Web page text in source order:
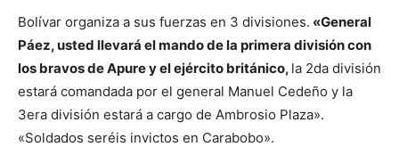
Bolívar organiza a sus fuerzas en 3 divisiones. «General
Páez, usted llevará el mando de la primera división con
los bravos de Apure y el ejército británico, la 2da división
estará comandada por el general Manuel Cedeño y la
3era división estará a cargo de Ambrosio Plaza».
«Soldados seréis invictos en Carabobo».